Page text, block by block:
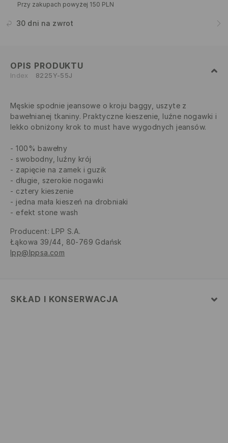
Przy zakupach powyżej 150 PLN
30 dni na zwrot
OPIS PRODUKTU
Index 8225Y-55J
Męskie spodnie jeansowe o kroju baggy, uszyte z
bawełnianej tkaniny. Praktyczne kieszenie, luźne nogawki i
lekko obniżony krok to must have wygodnych jeansów.
100% bawełny
swobodny, luźny krój
zapięcie na zamek i guzik
długie, szerokie nogawki
cztery kieszenie
jedna mała kieszeń na drobniaki
efekt stone wash
Producent: LPP S.A.
Łąkowa 39/44, 80-769 Gdańsk
lpp@lppsa.com
SKŁAD I KONSERWACJA